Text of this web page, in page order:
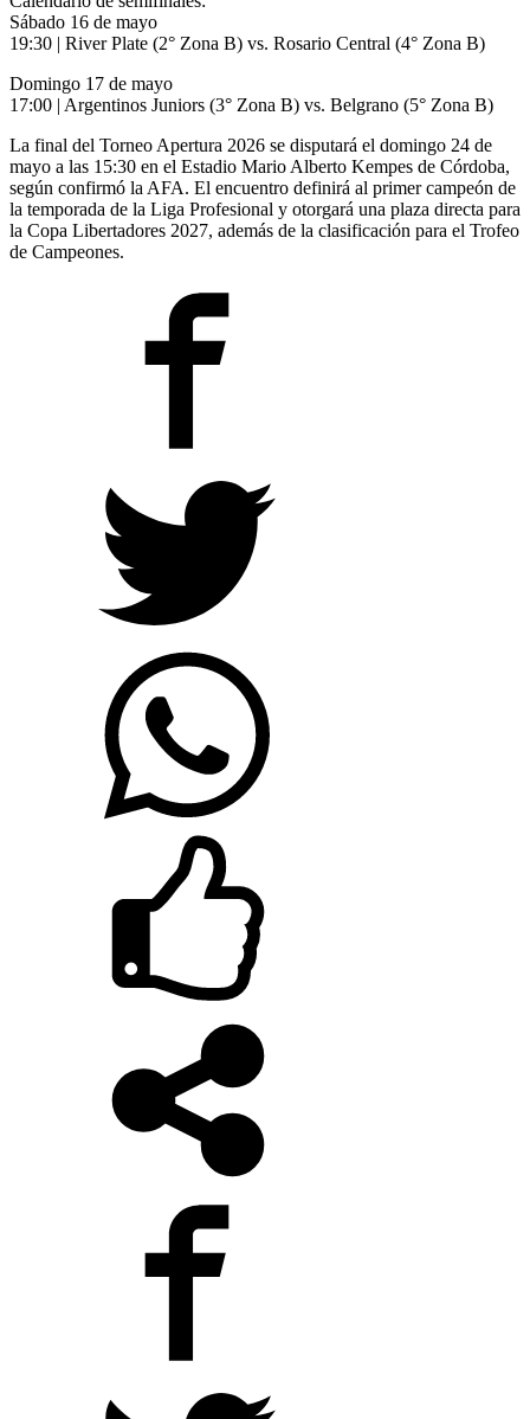
Sábado 16 de mayo
19:30 | River Plate (2° Zona B) vs. Rosario Central (4° Zona B)
Domingo 17 de mayo
17:00 | Argentinos Juniors (3° Zona B) vs. Belgrano (5° Zona B)
La final del Torneo Apertura 2026 se disputará el domingo 24 de
mayo a las 15:30 en el Estadio Mario Alberto Kempes de Córdoba,
según confirmó la AFA. El encuentro definirá al primer campeón de
la temporada de la Liga Profesional y otorgará una plaza directa para
la Copa Libertadores 2027, además de la clasificación para el Trofeo
de Campeones.